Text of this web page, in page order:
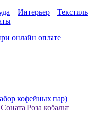
Интерьер
Текстиль
кофейных пар)
Роза кобальт